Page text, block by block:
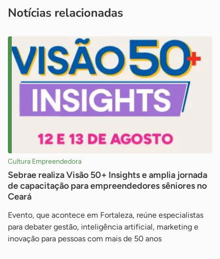
Notícias relacionadas
Cultura Empreendedora
Sebrae realiza Visão 50+ Insights e amplia jornada
de capacitação para empreendedores sêniores no
Ceará
Evento, que acontece em Fortaleza, reúne especialistas
para debater gestão, inteligência artificial, marketing e
inovação para pessoas com mais de 50 anos